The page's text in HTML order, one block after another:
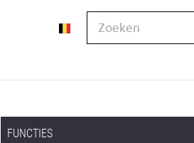
Zoeken
FUNCTIES